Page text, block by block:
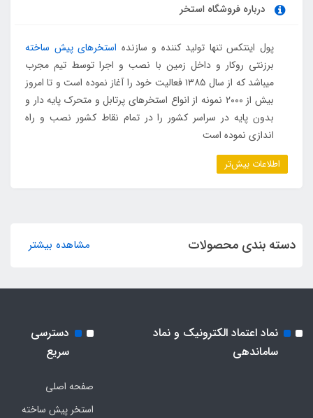
درباره فروشگاه استخر
پول اینتکس تنها تولید کننده و سازنده استخرهای پیش ساخته
برزنتی روکار و داخل زمین با نصب و اجرا توسط تیم مجرب
میباشد که از سال ۱۳۸۵ فعالیت خود را آغاز نموده است و تا امروز
بیش از ۲۰۰۰ نمونه از انواع استخرهای پرتابل و متحرک پایه دار و
بدون پایه در سراسر کشور را در تمام نقاط کشور نصب و راه
اندازی نموده است
اطلاعات بیش‌تر
دسته بندی محصولات مشاهده بیشتر
نماد اعتماد الکترونیک و نماد
ساماندهی
دسترسی
سریع
صفحه اصلی
استخر پیش ساخته